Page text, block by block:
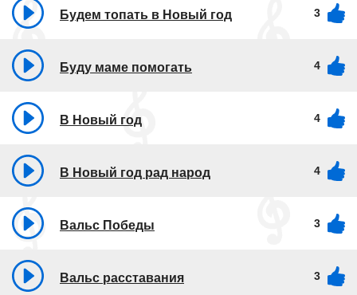
Будем топать в Новый год 3
Буду маме помогать 4
В Новый год 4
В Новый год рад народ 4
Вальс Победы 3
Вальс расставания 3